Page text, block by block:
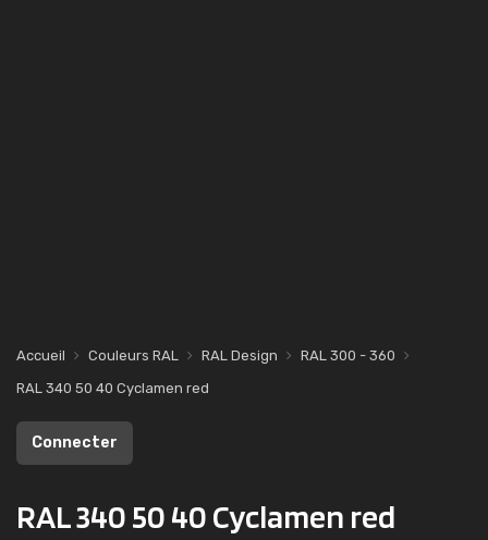
Accueil Couleurs RAL RAL Design
RAL 300 - 360
RAL 340 50 40 Cyclamen red
Connecter
RAL 340 50 40 Cyclamen red